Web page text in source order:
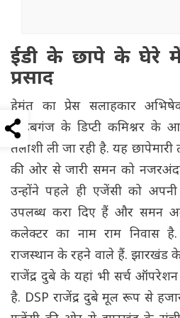
ईडी के छापे के घेरे
प्रसाद
हेमंत का प्रेस सलाहकार
साहेबगंज के डिप्टी कमिश्नर के
तलाशी ली जा रही है. यह
की ओर से जारी समन को
उन्होंने पहले ही एजेंसी को
उपलब्ध करा दिए हैं और समन
कलेक्टर का नाम राम निवास
राजस्थान के रहने वाले हैं. झारखंड
राजेंद्र दुबे के यहां भी सर्च
है. DSP राजेंद्र दुबे मूल रूप से